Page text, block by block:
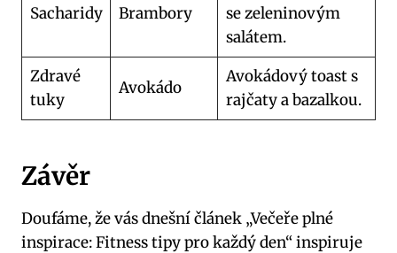
Sacharidy Brambory
se zeleninovým
salátem.
Zdravé
tuky
Avokádo
Avokádový toast s
rajčaty a bazalkou.
Závěr
Doufáme, že vás dnešní článek „Večeře plné
inspirace: Fitness tipy pro každý den“ inspiruje